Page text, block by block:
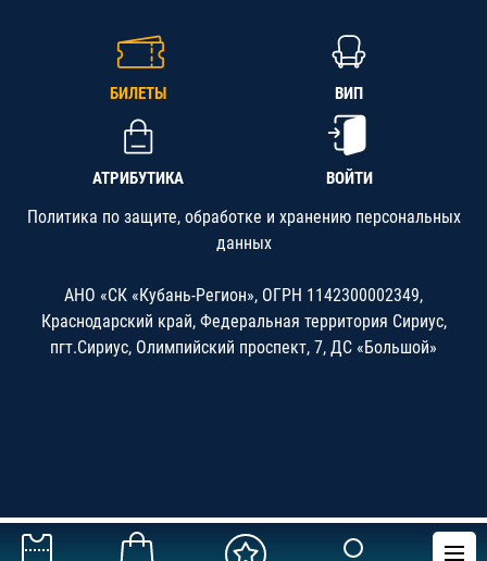
БИЛЕТЫ ВИП
АТРИБУТИКА ВОЙТИ
Политика по защите, обработке и хранению персональных
данных
АНО «СК «Кубань-Регион», ОГРН 1142300002349,
Краснодарский край, Федеральная территория Сириус,
пгт.Сириус, Олимпийский проспект, 7, ДС «Большой»